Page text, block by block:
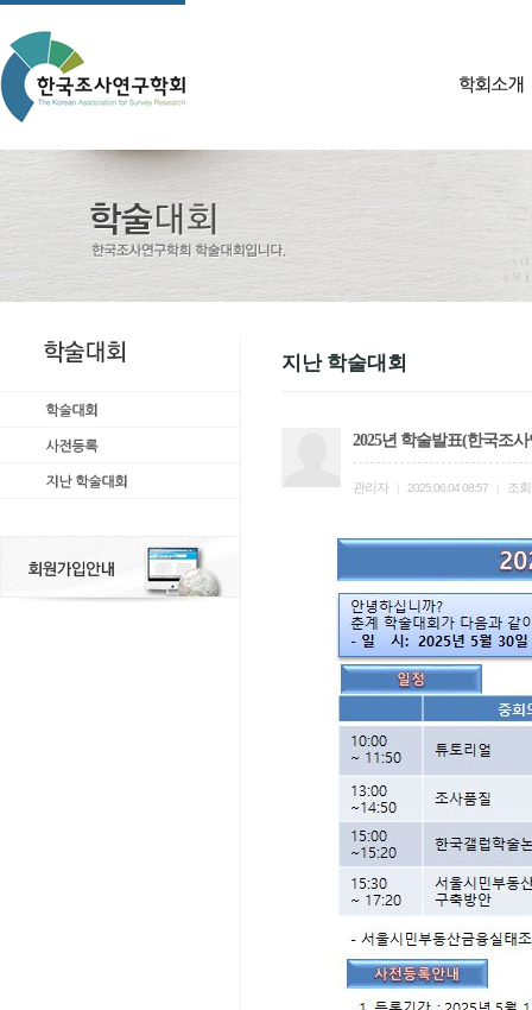
지난 학술대회
2025년 학술발표(한국조
관리자 2025.06.04 08:57 조회